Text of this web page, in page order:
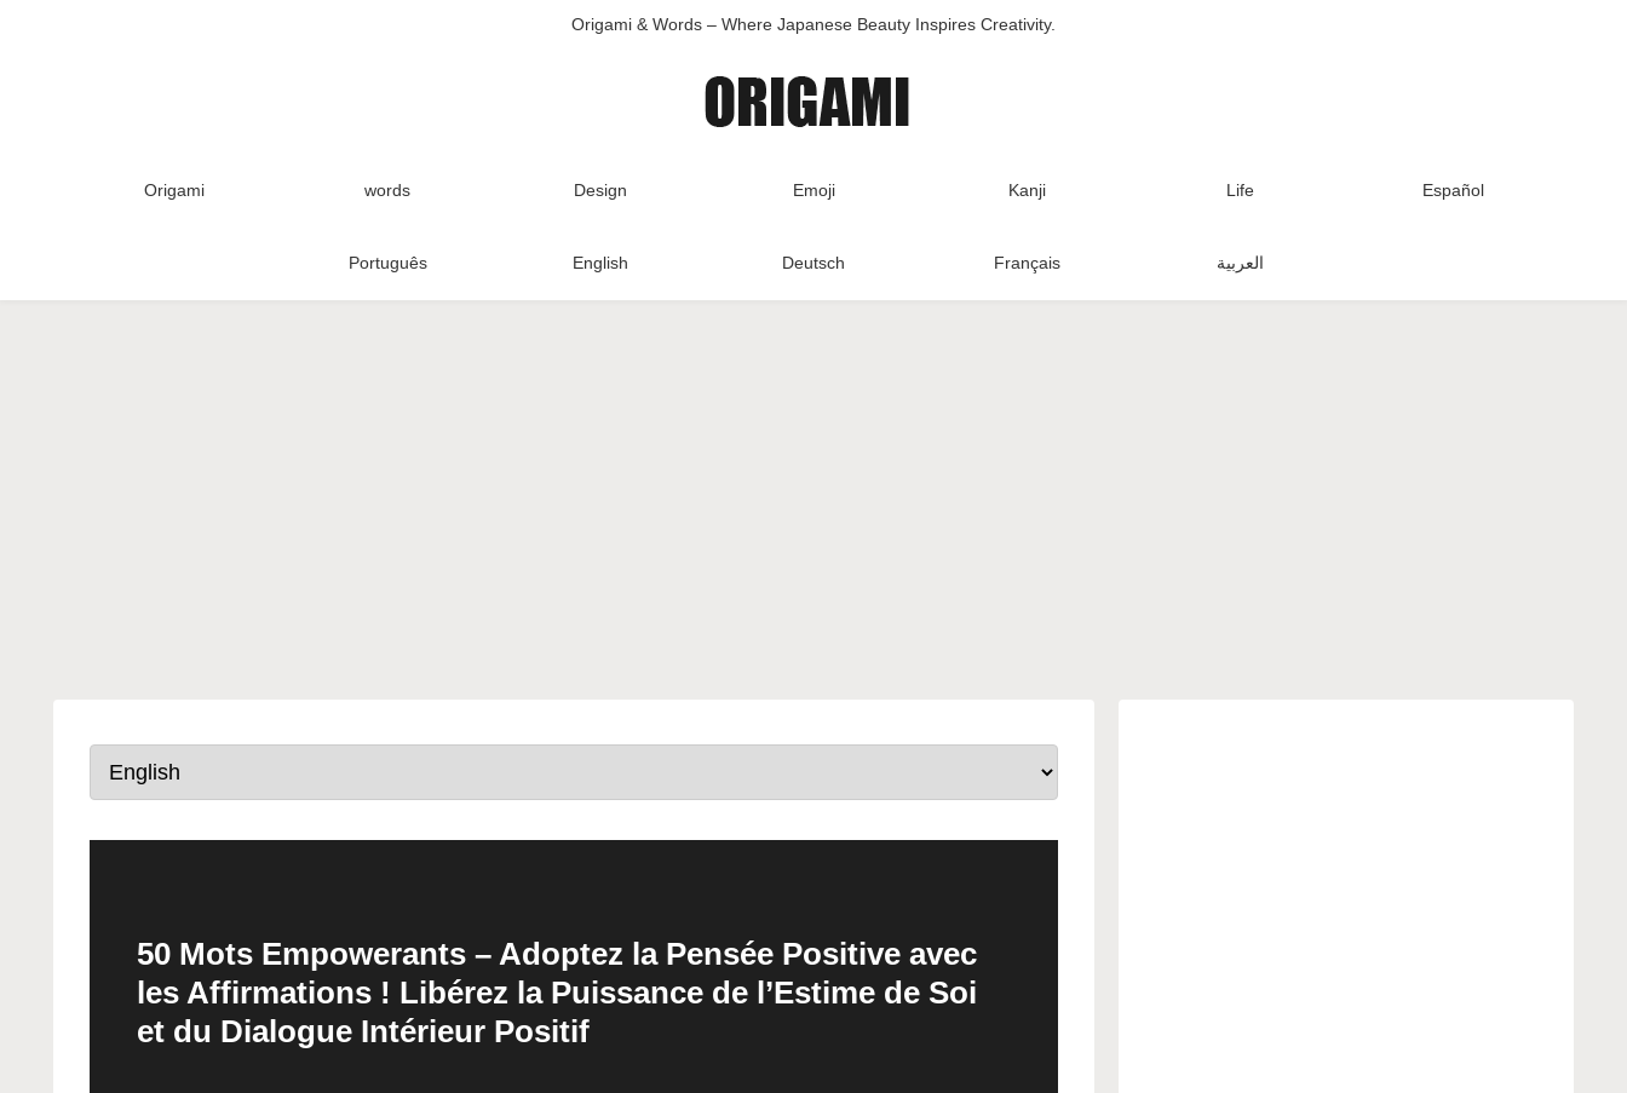
Origami & Words – Where Japanese Beauty Inspires Creativity.
Origami words Design Emoji Kanji Life Español
Português English Deutsch Français العربية
50 Mots Empowerants – Adoptez la Pensée Positive avec
les Affirmations ! Libérez la Puissance de l’Estime de Soi
et du Dialogue Intérieur Positif